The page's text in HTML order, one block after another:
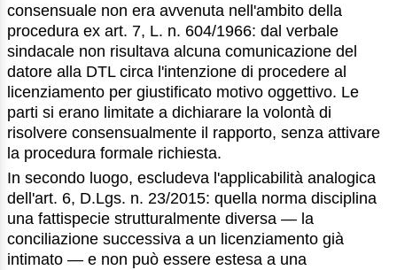
consensuale non era avvenuta nell'ambito della
procedura ex art. 7, L. n. 604/1966: dal verbale
sindacale non risultava alcuna comunicazione del
datore alla DTL circa l'intenzione di procedere al
licenziamento per giustificato motivo oggettivo. Le
parti si erano limitate a dichiarare la volontà di
risolvere consensualmente il rapporto, senza attivare
la procedura formale richiesta.
In secondo luogo, escludeva l'applicabilità analogica
dell'art. 6, D.Lgs. n. 23/2015: quella norma disciplina
una fattispecie strutturalmente diversa — la
conciliazione successiva a un licenziamento già
intimato — e non può essere estesa a una